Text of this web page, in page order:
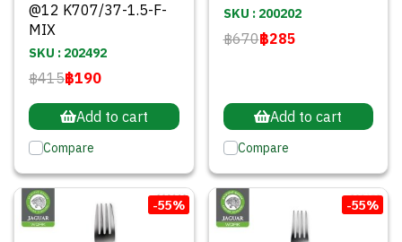
@12 K707/37-1.5-F-
MIX
SKU : 202492
฿415฿190
Add to cart
Compare
SKU : 200202
฿670฿285
Add to cart
Compare
-55% -55%